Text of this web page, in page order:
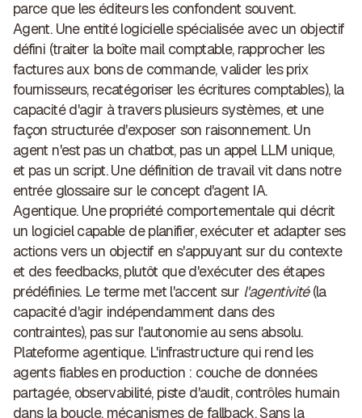
parce que les éditeurs les confondent souvent.
Agent.Une entité logicielle spécialisée avec un objectif
défini (traiter la boîte mail comptable, rapprocher les
factures aux bons de commande, valider les prix
fournisseurs, recatégoriser les écritures comptables), la
capacité d'agir à travers plusieurs systèmes, et une
façon structurée d'exposer son raisonnement. Un
agent n'est pas un chatbot, pas un appel LLM unique,
et pas un script. Une définition de travail vit dans notre
entrée glossaire sur le concept d'agent IA.
Agentique.Une propriété comportementale qui décrit
un logiciel capable de planifier, exécuter et adapter ses
actions vers un objectif en s'appuyant sur du contexte
et des feedbacks, plutôt que d'exécuter des étapes
prédéfinies. Le terme met l'accent sur l'agentivité(la
capacité d'agir indépendamment dans des
contraintes), pas sur l'autonomie au sens absolu.
Plateforme agentique.L'infrastructure qui rend les
agents fiables en production : couche de données
partagée, observabilité, piste d'audit, contrôles humain
dans la boucle, mécanismes de fallback. Sans la